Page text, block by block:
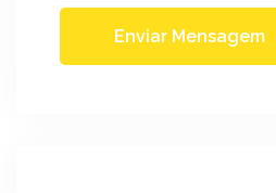
Enviar Mensagem